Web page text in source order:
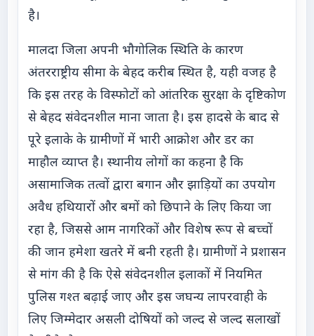
है।
मालदा जिला अपनी भौगोलिक स्थिति के कारण
अंतरराष्ट्रीय सीमा के बेहद करीब स्थित है, यही वजह है
कि इस तरह के विस्फोटों को आंतरिक सुरक्षा के दृष्टिकोण
से बेहद संवेदनशील माना जाता है। इस हादसे के बाद से
पूरे इलाके के ग्रामीणों में भारी आक्रोश और डर का
माहौल व्याप्त है। स्थानीय लोगों का कहना है कि
असामाजिक तत्वों द्वारा बगान और झाड़ियों का उपयोग
अवैध हथियारों और बमों को छिपाने के लिए किया जा
रहा है, जिससे आम नागरिकों और विशेष रूप से बच्चों
की जान हमेशा खतरे में बनी रहती है। ग्रामीणों ने प्रशासन
से मांग की है कि ऐसे संवेदनशील इलाकों में नियमित
पुलिस गश्त बढ़ाई जाए और इस जघन्य लापरवाही के
लिए जिम्मेदार असली दोषियों को जल्द से जल्द सलाखों